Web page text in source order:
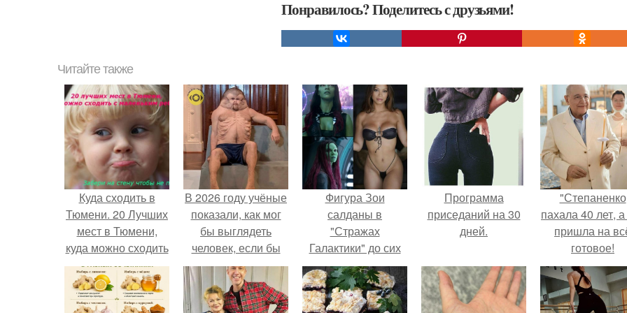
Понравилось? Поделитесь с друзьями!
Читайте также
Куда сходить в
Тюмени. 20 Лучших
мест в Тюмени,
куда можно сходить
с маленьким
ребенком
В 2026 году учёные
показали, как мог
бы выглядеть
человек, если бы
его тело
эволюционировало
специально для
Фигура Зои
салданы в
"Стражах
Галактики" до сих
пор вызывает
восхищение.
Программа
приседаний на 30
дней.
"Степаненко
пахала 40 лет, а
пришла на
готовое!